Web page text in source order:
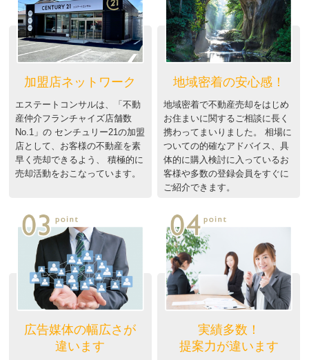
加盟店ネットワーク
エステートコンサルは、「不動
産仲介フランチャイズ店舗数
No.1」の センチュリー21の加盟
店として、お客様の不動産を素
早く売却できるよう、 積極的に
売却活動をおこなっています。
地域密着の安心感！
地域密着で不動産売却をはじめ
お住まいに関するご相談に長く
携わってまいりました。 相場に
ついての的確なアドバイス、具
体的に購入検討に入っているお
客様や多数の登録会員をすぐに
ご紹介できます。
広告媒体の幅広さが
違います
実績多数！
提案力が違います